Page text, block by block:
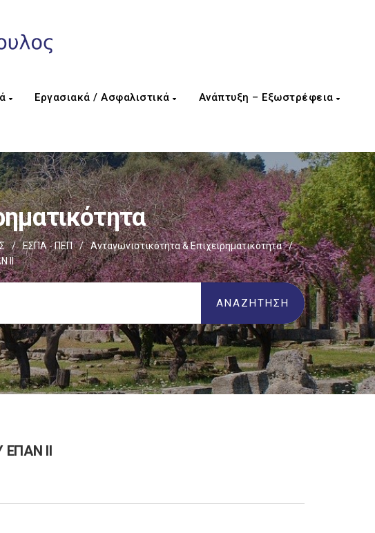
Εργασιακά / Ασφαλιστικά Ανάπτυξη – Εξωστρέφεια
/ ΕΣΠΑ - ΠΕΠ / Ανταγωνιστικότητα & Επιχειρηματικότητα
/
ΙΙ
ΙΙ